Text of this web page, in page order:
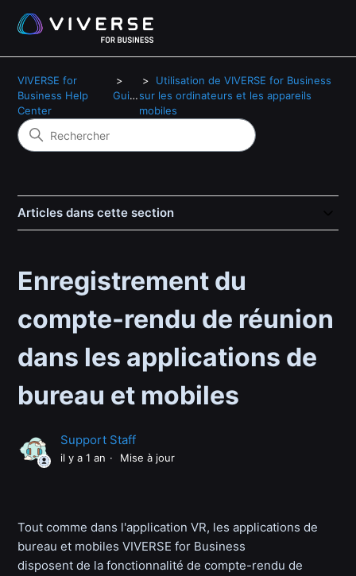
VIVERSE for
Business Help
Center
Guide
Utilisation de VIVERSE for Business
sur les ordinateurs et les appareils
mobiles
Articles dans cette section
Enregistrement du
compte-rendu de réunion
dans les applications de
bureau et mobiles
Support Staff
il y a 1 an Mise à jour
Tout comme dans l'application VR, les applications de
bureau et mobiles VIVERSE for Business
disposent de la fonctionnalité de compte-rendu de